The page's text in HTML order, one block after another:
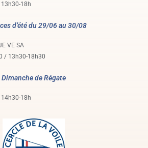
18h
d’été du 29/06 au 30/08
VE SA
/ 13h30-18h30
Dimanche de Régate
18h